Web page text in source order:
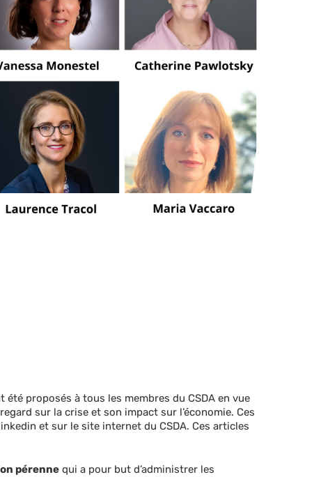
proposés à tous les membres du CSDA en vue
sur la crise et son impact sur l’économie. Ces
et sur le site internet du CSDA. Ces articles
pérenne qui a pour but d’administrer les